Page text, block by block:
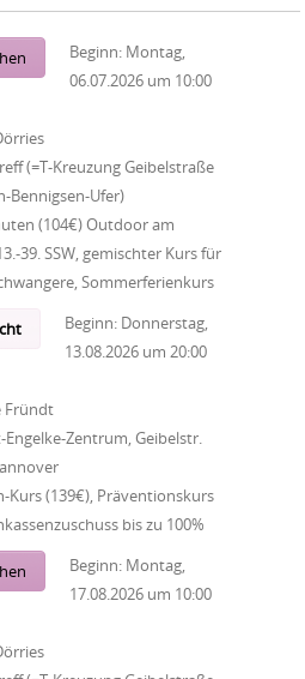
Beginn: Montag,
06.07.2026 um 10:00
(=T-Kreuzung Geibelstraße
Bennigsen-Ufer)
(104€) Outdoor am
39. SSW, gemischter Kurs für
Sommerferienkurs
Beginn: Donnerstag,
13.08.2026 um 20:00
Fründt
Zentrum, Geibelstr.
Kurs (139€), Präventionskurs
bis zu 100%
Beginn: Montag,
17.08.2026 um 10:00